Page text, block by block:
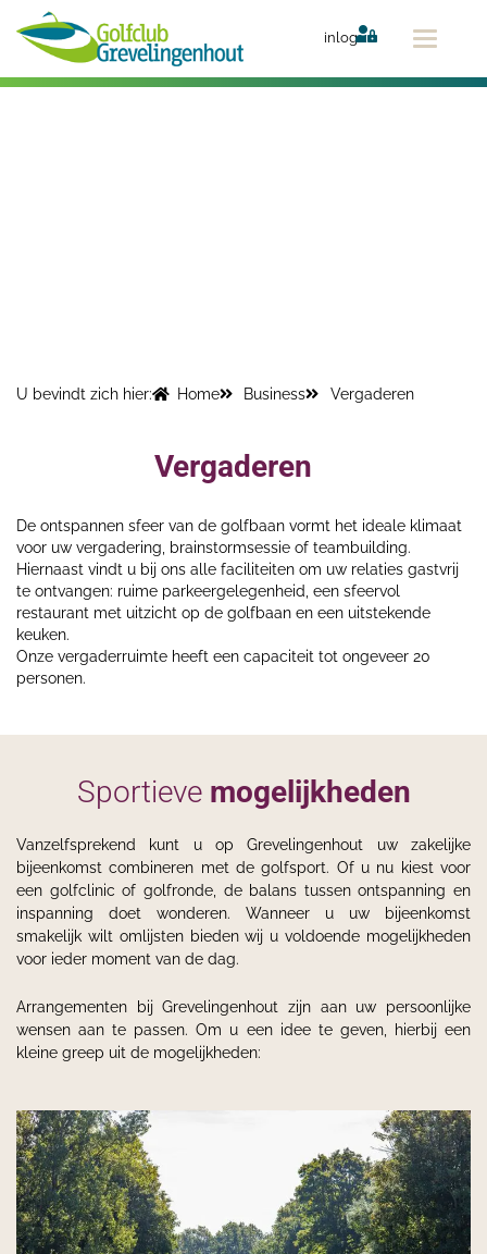
naar
inhoud
inlog
U bevindt zich hier: Home Business Vergaderen
Vergaderen
De ontspannen sfeer van de golfbaan vormt het ideale klimaat
voor uw vergadering, brainstormsessie of teambuilding.
Hiernaast vindt u bij ons alle faciliteiten om uw relaties gastvrij
te ontvangen: ruime parkeergelegenheid, een sfeervol
restaurant met uitzicht op de golfbaan en een uitstekende
keuken.
Onze vergaderruimte heeft een capaciteit tot ongeveer 20
personen.
Sportieve mogelijkheden
Vanzelfsprekend kunt u op Grevelingenhout uw zakelijke
bijeenkomst combineren met de golfsport. Of u nu kiest voor
een golfclinic of golfronde, de balans tussen ontspanning en
inspanning doet wonderen. Wanneer u uw bijeenkomst
smakelijk wilt omlijsten bieden wij u voldoende mogelijkheden
voor ieder moment van de dag.
Arrangementen bij Grevelingenhout zijn aan uw persoonlijke
wensen aan te passen. Om u een idee te geven, hierbij een
kleine greep uit de mogelijkheden: